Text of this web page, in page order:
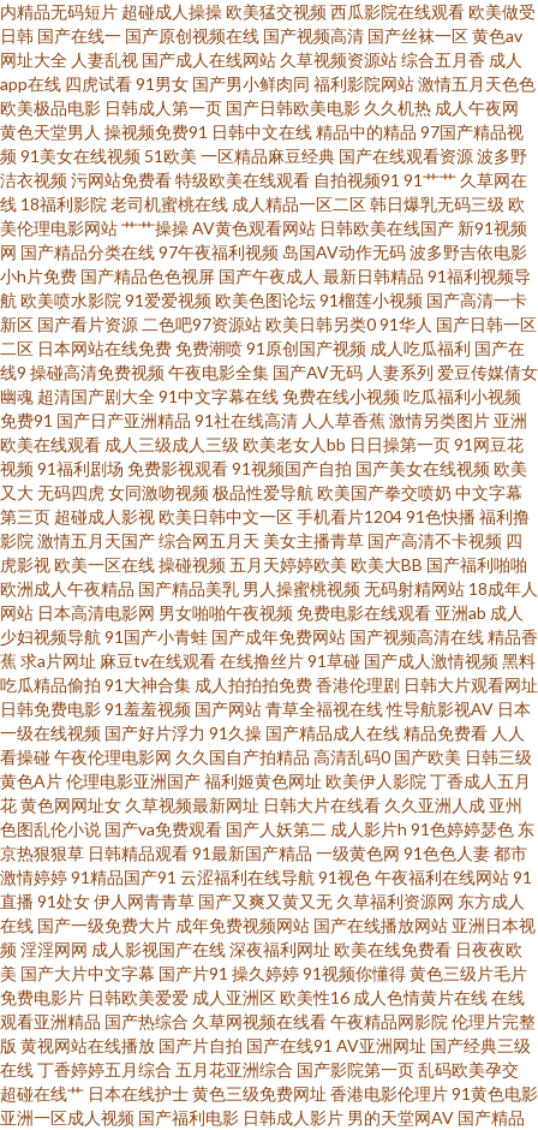
久久网 51福利社区导航 www尤物在线 久久亚洲 无码妻精品一区二区 91午夜
好看得电影网 九九激情网 午夜福利视频合集 91站能在线免费观看 九月丁香
七月婷婷 婷婷丁香花一区 91人人妻人人藻 久草男人av天堂 天堂素人搭讪 91
碰在线视频观看 国产ts人妖在线播放 日韩成人网 91剧场 东方成人Av片在线
欧美色图41P 91美女玉足 福利导航网 欧美日韩在线一区不卡 91r热久久99 av
网站在线不卡了 人妻婷婷在线网观看 91成人黄色电影大全 成人77网站 色思
思热在线国产的 91华人精品在线 导航福利精品 男女男女女女av 91海角社区
在线看 国产精品色色 日韩精品久久入口 91传煤成人 高清av无码福利 日韩精
品不卡专区 香蕉久久东京热 91免费版在线观看 久草福利资源在线 午夜伦理
电影 91视频国 国肏屄视频 欧美青娇喷水免费视频 91啦在线观看论坛 国产午
夜福利一区 婷婷色社区 97超碰大香蕉 久久免费毛片 午夜剧场青椒 91区块涩
高清久久国产 午夜福利姬剧院 91网站免费视频网页版 久久狠狠狠狠狠狠 五
月婷婷蜜桃在线 爱豆影院官网 殴美A视频 91韩剧网最新韩剧在线看 大香蕉高
清 日本黄色永久视频 91高跟白丝入口 成人av影院影视城 欧美AⅤ18 91次原
国产欧美精 日韩黄视 91次元黄色pc 波多野结依电影无码 欧美a播放 91蜜桃
国产福利AV在线 日韩AV无码一二三 91福利导 九草免费视频网站 午夜男福利
Av 91综合苹果视频 久草福利视频免费 伊人久久艹 爱爱国产区 欧美超碰91 影
音先锋AV色 www久久香蕉 日韩欧美成人网址 91情爱网美国 國產AV天美傳媒
内精品无码短片 超碰成人操操欧美猛交视频西瓜影院在线观看欧美做受
日韩 国产在线一 国产原创视频在线 国产视频高清 国产丝袜一区黄色av
网址大全 人妻乱视 国产成人在线网站 久草视频资源站综合五月香 成人
app在线 四虎试看91男女 国产男小鲜肉同 福利影院网站激情五月天色色
欧美极品电影 日韩成人第一页 国产日韩欧美电影 久久机热 成人午夜网
黄色天堂男人 操视频免费91 日韩中文在线精品中的精品 97国产精品视
频91美女在线视频 51欧美 一区精品麻豆经典 国产在线观看资源波多野
洁衣视频污网站免费看特级欧美在线观看 自拍视频91 91艹艹 久草网在
线 18福利影院 老司机蜜桃在线 成人精品一区二区韩日爆乳无码三级 欧
美伦理电影网站艹艹操操AV黄色观看网站 日韩欧美在线国产 新91视频
网 国产精品分类在线97午夜福利视频 岛国AV动作无码波多野吉依电影
小h片免费 国产精品色色视屏 国产午夜成人 最新日韩精品 91福利视频导
航 欧美喷水影院 91爱爱视频欧美色图论坛91榴莲小视频 国产高清一卡
新区 国产看片资源 二色吧97资源站欧美日韩另类091华人 国产日韩一区
二区 日本网站在线免费免费潮喷91原创国产视频 成人吃瓜福利 国产在
线9 操碰高清免费视频午夜电影全集 国产AV无码 人妻系列 爱豆传媒倩女
幽魂 超清国产剧大全91中文字幕在线免费在线小视频吃瓜福利小视频
免费91 国产日产亚洲精品 91社在线高清 人人草香蕉激情另类图片 亚洲
欧美在线观看 成人三级成人三级 欧美老女人bb 日日操第一页91网豆花
视频91福利剧场 免费影视观看91视频国产自拍 国产美女在线视频欧美
又大无码四虎女同激吻视频极品性爱导航 欧美国产拳交喷奶 中文字幕
第三页 超碰成人影视欧美日韩中文一区手机看片120491色快播福利撸
影院 激情五月天国产综合网五月天 美女主播青草 国产高清不卡视频 四
虎影视欧美一区在线操碰视频五月天婷婷欧美 欧美大BB 国产福利啪啪
欧洲成人午夜精品 国产精品美乳 男人操蜜桃视频无码射精网站 18成年人
网站 日本高清电影网 男女啪啪午夜视频免费电影在线观看 亚洲ab 成人
少妇视频导航 91国产小青蛙 国产成年免费网站 国产视频高清在线精品香
蕉求a片网址 麻豆tv在线观看在线撸丝片91草碰 国产成人激情视频黑料
吃瓜精品偷拍 91大神合集 成人拍拍拍免费香港伦理剧 日韩大片观看网址
日韩免费电影91羞羞视频 国产网站青草全福视在线性导航影视AV 日本
一级在线视频 国产好片浮力 91久操 国产精品成人在线精品免费看 人人
看操碰午夜伦理电影网 久久国自产拍精品 高清乱码0 国产欧美 日韩三级
黄色A片伦理电影亚洲国产福利姬黄色网址 欧美伊人影院 丁香成人五月
花黄色网网址女 久草视频最新网址 日韩大片在线看 久久亚洲人成 亚州
色图乱伦小说 国产va免费观看 国产人妖第二 成人影片h 91色婷婷瑟色 东
京热狠狠草 日韩精品观看91最新国产精品 一级黄色网 91色色人妻都市
激情婷婷91精品国产91 云涩福利在线导航 91视色午夜福利在线网站91
直播91处女伊人网青青草 国产又爽又黄又无 久草福利资源网 东方成人
在线 国产一级免费大片 成年免费视频网站 国产在线播放网站 亚洲日本视
频淫淫网网 成人影视国产在线深夜福利网址 欧美在线免费看 日夜夜欧
美 国产大片中文字幕 国产片91 操久婷婷91视频你懂得黄色三级片毛片
免费电影片 日韩欧美爱爱 成人亚洲区欧美性16 成人色情黄片在线在线
观看亚洲精品 国产热综合 久草网视频在线看午夜精品网影院 伦理片完整
版 黄视网站在线播放 国产片自拍 国产在线91 AV亚洲网址 国产经典三级
在线丁香婷婷五月综合 五月花亚洲综合 国产影院第一页乱码欧美孕交
超碰在线艹 日本在线护士黄色三级免费网址 香港电影伦理片91黄色电影
亚洲一区成人视频 国产福利电影 日韩成人影片 男的天堂网AV 国产精品